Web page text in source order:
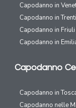
Capodanno in
Capodanno in
Capodanno in
Capodanno in
Capodanno
Capodanno in
Capodanno nelle